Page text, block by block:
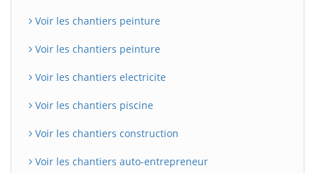
Voir les chantiers peinture
Voir les chantiers peinture
Voir les chantiers electricite
Voir les chantiers piscine
Voir les chantiers construction
Voir les chantiers auto-entrepreneur